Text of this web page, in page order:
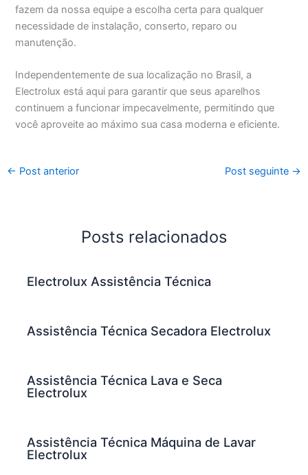
fazem da nossa equipe a escolha certa para qualquer
necessidade de instalação, conserto, reparo ou
manutenção.
Independentemente de sua localização no Brasil, a
Electrolux está aqui para garantir que seus aparelhos
continuem a funcionar impecavelmente, permitindo que
você aproveite ao máximo sua casa moderna e eficiente.
← Post anterior Post seguinte →
Posts relacionados
Electrolux Assistência Técnica
Assistência Técnica Secadora Electrolux
Assistência Técnica Lava e Seca
Electrolux
Assistência Técnica Máquina de Lavar
Electrolux